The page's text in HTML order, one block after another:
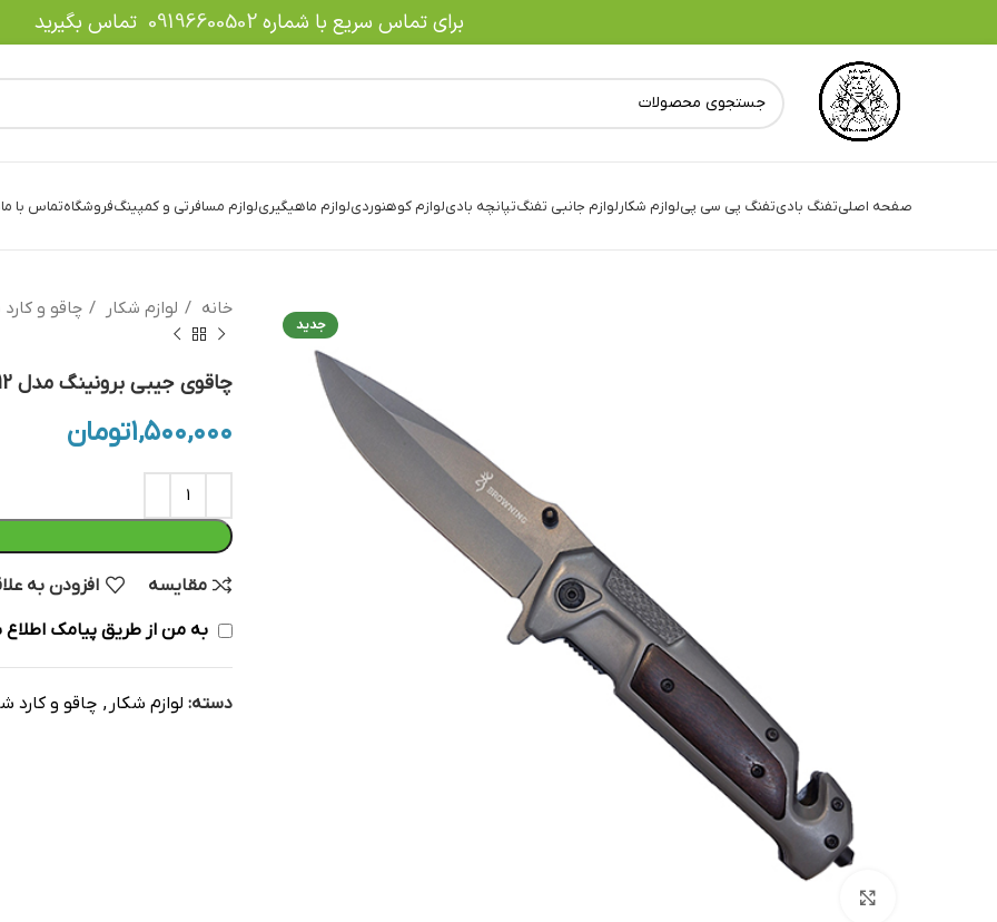
برای تماس سریع با شماره09196600502 تماس بگیرید
صفحه اصلیتفنگ بادیتفنگ پی سی پیلوازم شکارلوازم جانبی تفنگتپانچه بادیلوازم کوهنوردیلوازم ماهیگیریلوازم مسافرتی و کمپینگفروشگاهتماس با ما
جدید
خانه لوازم شکار چاقو و
چاقوی جیبی برونینگ مدل DA312
۱,۵۰۰,۰۰۰تومان
مقایسه افزودن به
به من از طریق پیامک اطلاع
دسته: لوازم شکار , چاقو و کارد